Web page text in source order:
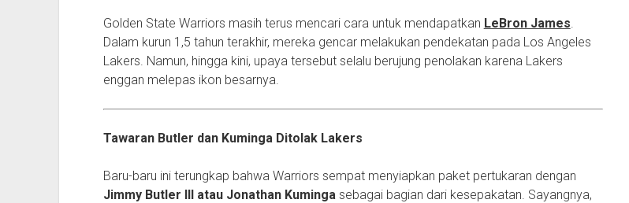
Golden State Warriors masih terus mencari cara untuk mendapatkan LeBron James.
Dalam kurun 1,5 tahun terakhir, mereka gencar melakukan pendekatan pada Los Angeles
Lakers. Namun, hingga kini, upaya tersebut selalu berujung penolakan karena Lakers
enggan melepas ikon besarnya.
Tawaran Butler dan Kuminga Ditolak Lakers
Baru-baru ini terungkap bahwa Warriors sempat menyiapkan paket pertukaran dengan
Jimmy Butler III atau Jonathan Kumingasebagai bagian dari kesepakatan. Sayangnya,